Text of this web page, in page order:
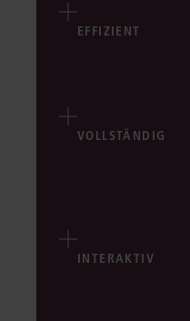
EFFIZIENT
VOLLSTÄNDIG
INTERAKTIV